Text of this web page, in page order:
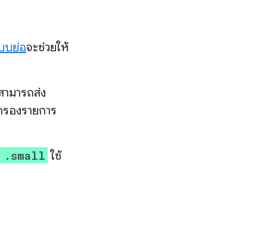
บย่อจะช่วยให้
มารถส่ง
องรายการ
ใช้